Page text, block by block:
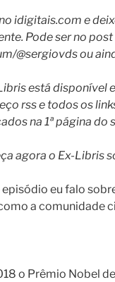
idigitais.com e
Pode ser no
@sergiovds ou
está disponível
rss e todos os
na 1ª página do
agora o Ex-Libris
episódio eu falo
a comunidade
o Prêmio Nobel